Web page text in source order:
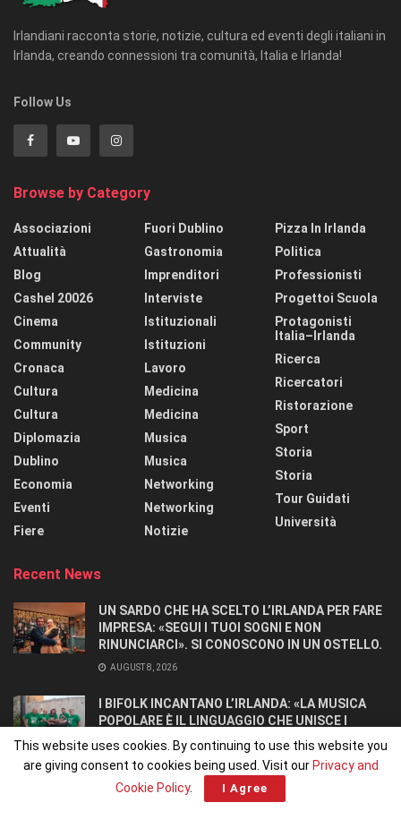
Irlandiani racconta storie, notizie, cultura ed eventi degli italiani in
Irlanda, creando connessioni tra comunità, Italia e Irlanda!
Follow Us
Browse by Category
Associazioni
Attualità
Blog
Cashel 20026
Cinema
Community
Cronaca
Cultura
Cultura
Diplomazia
Dublino
Economia
Eventi
Fiere
Fuori Dublino
Gastronomia
Imprenditori
Interviste
Istituzionali
Istituzioni
Lavoro
Medicina
Medicina
Musica
Musica
Networking
Networking
Notizie
Pizza In Irlanda
Politica
Professionisti
Progettoi Scuola
Protagonisti
Italia–Irlanda
Ricerca
Ricercatori
Ristorazione
Sport
Storia
Storia
Tour Guidati
Università
Recent News
UN SARDO CHE HA SCELTO L’IRLANDA PER FARE
IMPRESA: «SEGUI I TUOI SOGNI E NON
RINUNCIARCI». SI CONOSCONO IN UN OSTELLO.
AUGUST 8, 2026
I BIFOLK INCANTANO L’IRLANDA: «LA MUSICA
POPOLARE È IL LINGUAGGIO CHE UNISCE I
POPOLI»
JULY 31, 2026
This website uses cookies. By continuing to use this website you
are giving consent to cookies being used. Visit our Privacy and
Cookie Policy. I Agree